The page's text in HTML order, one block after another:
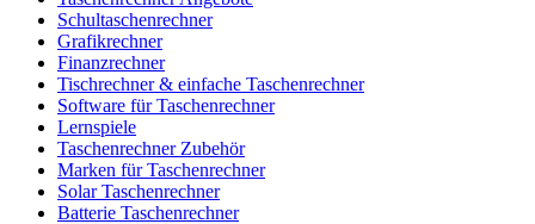
Schultaschenrechner
Grafikrechner
Finanzrechner
Tischrechner & einfache Taschenrechner
Software für Taschenrechner
Lernspiele
Taschenrechner Zubehör
Marken für Taschenrechner
Solar Taschenrechner
Batterie Taschenrechner